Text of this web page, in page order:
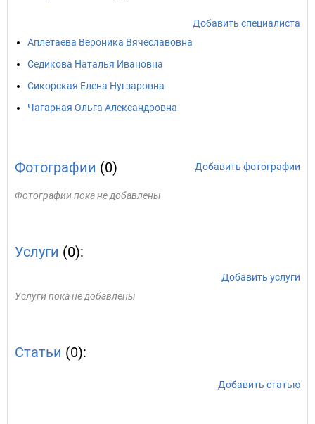
Добавить специалиста
Аплетаева Вероника Вячеславовна
Седикова Наталья Ивановна
Сикорская Елена Нугзаровна
Чагарная Ольга Александровна
Фотографии (0) Добавить фотографии
Фотографии пока не добавлены
Услуги (0):
Добавить услуги
Услуги пока не добавлены
Статьи (0):
Добавить статью